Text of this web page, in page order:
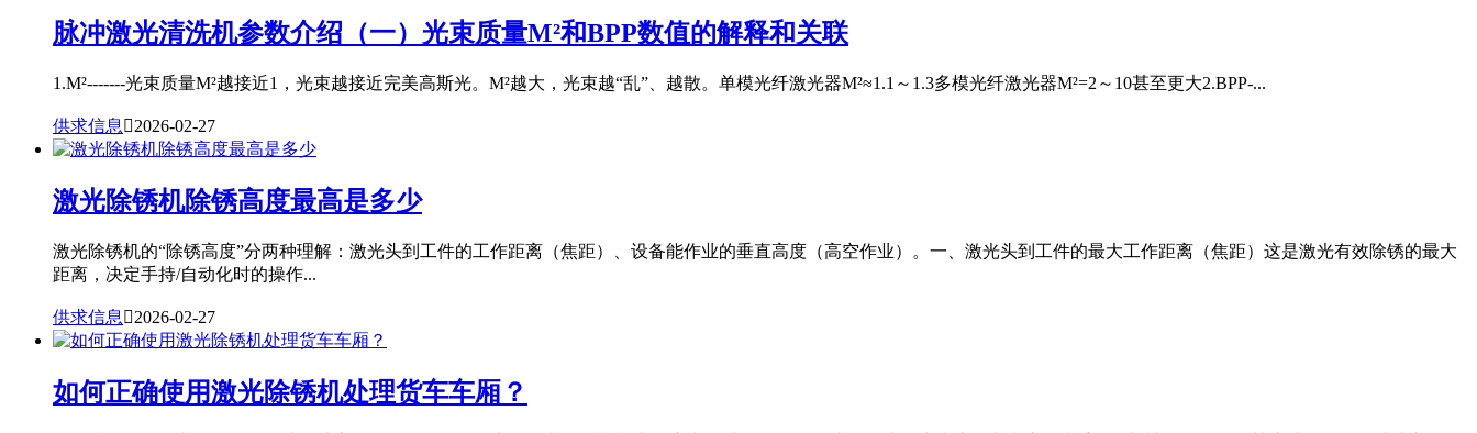
脉冲激光清洗机参数介绍（一）光束质量M²和BPP数值的解释和关联
1.M²-------光束质量M²越接近1，光束越接近完美高斯光。M²越大，光束越“乱”、越散。单模光纤激光器M²≈1.1～1.3多模光纤激光器M²=2～10甚至更大2.BPP-...
供求信息 2026-02-27
激光除锈机除锈高度最高是多少
激光除锈机的“除锈高度”分两种理解：激光头到工件的工作距离（焦距）、设备能作业的垂直高度（高空作业）。一、激光头到工件的最大工作距离（焦距）这是激光有效除锈的最大
距离，决定手持/自动化时的操作...
供求信息 2026-02-27
如何正确使用激光除锈机处理货车车厢？